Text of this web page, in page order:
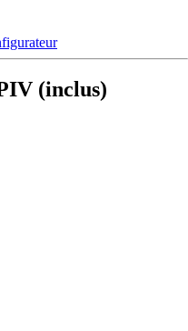
(inclus)